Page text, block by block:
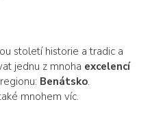
století historie a tradic a
jednu z mnoha excelencí
Benátsko.
mnohem víc.